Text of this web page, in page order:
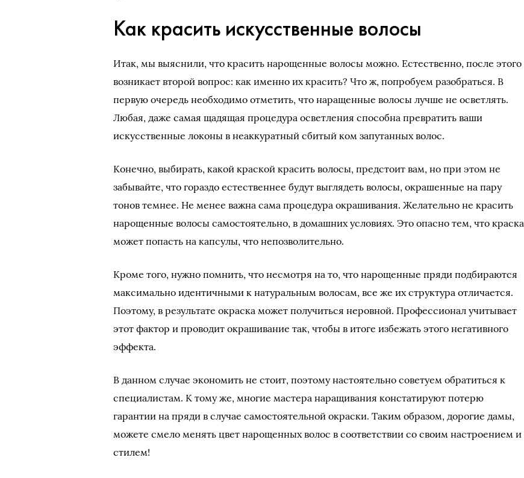
Как красить искусственные волосы
Итак, мы выяснили, что красить нарощенные волосы можно. Естественно, после этого
возникает второй вопрос: как именно их красить? Что ж, попробуем разобраться. В
первую очередь необходимо отметить, что наращенные волосы лучше не осветлять.
Любая, даже самая щадящая процедура осветления способна превратить ваши
искусственные локоны в неаккуратный сбитый ком запутанных волос.
Конечно, выбирать, какой краской красить волосы, предстоит вам, но при этом не
забывайте, что гораздо естественнее будут выглядеть волосы, окрашенные на пару
тонов темнее. Не менее важна сама процедура окрашивания. Желательно не красить
нарощенные волосы самостоятельно, в домашних условиях. Это опасно тем, что краска
может попасть на капсулы, что непозволительно.
Кроме того, нужно помнить, что несмотря на то, что нарощенные пряди подбираются
максимально идентичными к натуральным волосам, все же их структура отличается.
Поэтому, в результате окраска может получиться неровной. Профессионал учитывает
этот фактор и проводит окрашивание так, чтобы в итоге избежать этого негативного
эффекта.
В данном случае экономить не стоит, поэтому настоятельно советуем обратиться к
специалистам. К тому же, многие мастера наращивания констатируют потерю
гарантии на пряди в случае самостоятельной окраски. Таким образом, дорогие дамы,
можете смело менять цвет нарощенных волос в соответствии со своим настроением и
стилем!